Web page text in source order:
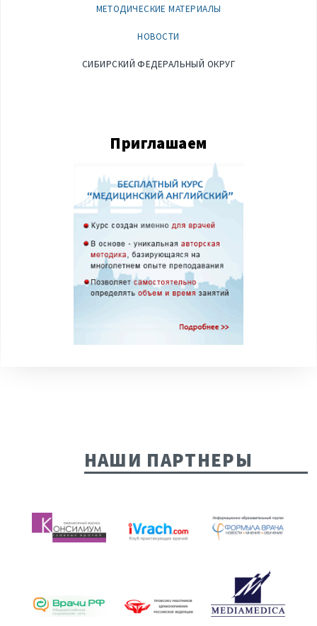
МЕТОДИЧЕСКИЕ МАТЕРИАЛЫ
НОВОСТИ
СИБИРСКИЙ ФЕДЕРАЛЬНЫЙ ОКРУГ
Приглашаем
НАШИ ПАРТНЕРЫ